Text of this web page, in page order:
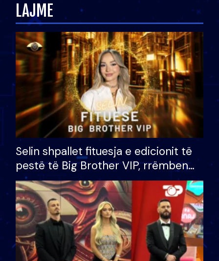
LAJME
Selin shpallet fituesja e edicionit të
pestë të Big Brother VIP, rrëmben
çmimin e madh prej 100 mijë eurosh